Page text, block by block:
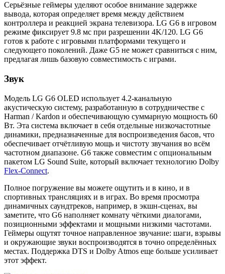
Серьёзные геймеры уделяют особое внимание задержке
вывода, которая определяет время между действием
контроллера и реакцией экрана телевизора. LG G6 в игровом
режиме фиксирует 9.8 мс при разрешении 4K/120. LG G6
готов к работе с игровыми платформами текущего и
следующего поколений. Даже G5 не может сравниться с ним,
предлагая лишь базовую совместимость с играми.
Звук
Модель LG G6 OLED использует 4.2-канальную
акустическую систему, разработанную в сотрудничестве с
Harman / Kardon и обеспечивающую суммарную мощность 60
Вт. Эта система включает в себя отдельные низкочастотные
динамики, предназначенные для воспроизведения басов, что
обеспечивает отчётливую мощь и чистоту звучания во всём
частотном диапазоне. G6 также совместим с опциональным
пакетом LG Sound Suite, который включает технологию Dolby
Flex-Connect.
Полное погружение вы можете ощутить и в кино, и в
спортивных трансляциях и в играх. Во время просмотра
динамичных саундтреков, например, в экшн-сценах, вы
заметите, что G6 наполняет комнату чёткими диалогами,
позиционными эффектами и мощными низкими частотами.
Геймеры ощутят точное направленное звучание: шаги, взрывы
и окружающие звуки воспроизводятся в точно определённых
местах. Поддержка DTS и Dolby Atmos еще больше усиливает
этот эффект.